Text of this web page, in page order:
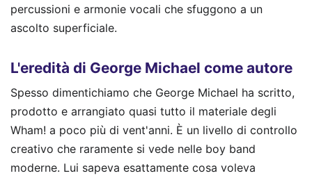
percussioni e armonie vocali che sfuggono a un
ascolto superficiale.
L'eredità di George Michael come autore
Spesso dimentichiamo che George Michael ha scritto,
prodotto e arrangiato quasi tutto il materiale degli
Wham! a poco più di vent'anni. È un livello di controllo
creativo che raramente si vede nelle boy band
moderne. Lui sapeva esattamente cosa voleva